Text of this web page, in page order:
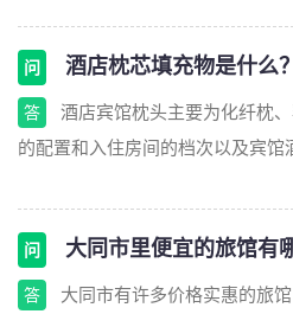
问 酒店枕芯填充物是什么？
答
酒店宾馆枕头主要为化纤枕
的配置和入住房间的档次以及宾馆
问 大同市里便宜的旅馆有
答
大同市有许多价格实惠的旅